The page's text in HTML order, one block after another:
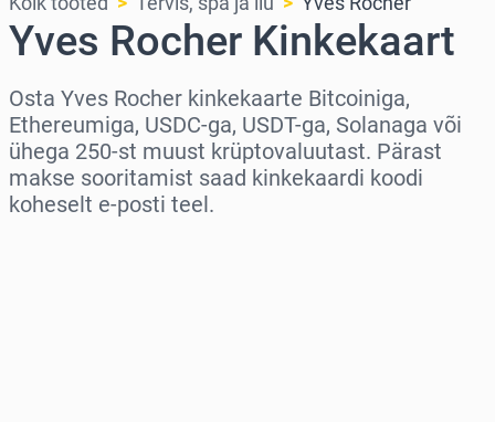
Yves Rocher Kinkekaart
Osta Yves Rocher kinkekaarte Bitcoiniga,
Ethereumiga, USDC-ga, USDT-ga, Solanaga või
ühega 250-st muust krüptovaluutast. Pärast
makse sooritamist saad kinkekaardi koodi
koheselt e-posti teel.